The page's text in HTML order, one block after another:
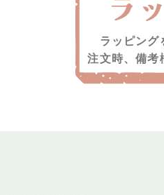
ラッピング
注文時、備考